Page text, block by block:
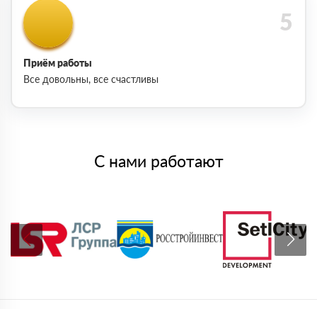
Приём работы
Все довольны, все счастливы
С нами работают